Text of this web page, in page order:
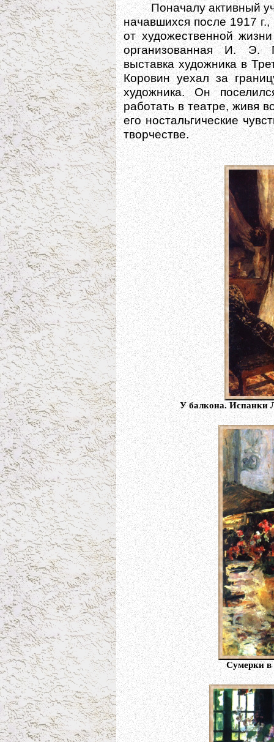
Поначалу активный
начавшихся после 1917
от художественной
организованная И. Э.
выставка художника в
Коровин уехал за
художника. Он
работать в театре, живя
его ностальгические
творчестве.
У балкона. Испанки
Сумерки в